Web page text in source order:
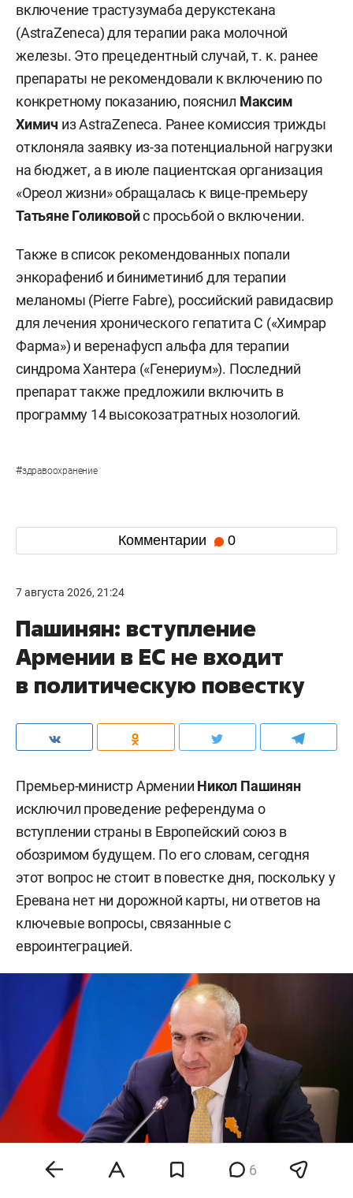
включение трастузумаба дерукстекана
(AstraZeneca) для терапии рака молочной
железы. Это прецедентный случай, т. к. ранее
препараты не рекомендовали к включению по
конкретному показанию, пояснил Максим
Химич из AstraZeneca. Ранее комиссия трижды
отклоняла заявку из-за потенциальной нагрузки
на бюджет, а в июле пациентская организация
«Ореол жизни» обращалась к вице-премьеру
Татьяне Голиковойс просьбой о включении.
Также в список рекомендованных попали
энкорафениб и биниметиниб для терапии
меланомы (Pierre Fabre), российский равидасвир
для лечения хронического гепатита С («Химрар
Фарма») и веренафусп альфа для терапии
синдрома Хантера («Генериум»). Последний
препарат также предложили включить в
программу 14 высокозатратных нозологий.
#здравоохранение
Комментарии 0
7 августа 2026, 21:24
Пашинян: вступление
Армении в ЕС не входит
в политическую повестку
Премьер-министр Армении Никол Пашинян
исключил проведение референдума о
вступлении страны в Европейский союз в
обозримом будущем. По его словам, сегодня
этот вопрос не стоит в повестке дня, поскольку у
Еревана нет ни дорожной карты, ни ответов на
ключевые вопросы, связанные с
евроинтеграцией.
6